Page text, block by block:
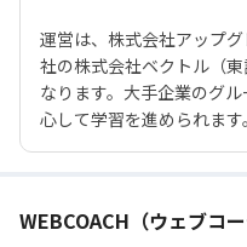
運営は、株式会社アップ
社の株式会社ベクトル（
なります。大手企業のグ
心して学習を進められます。
WEBCOACH（ウェブコ